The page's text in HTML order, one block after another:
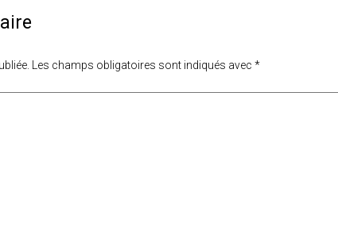
Les champs obligatoires sont indiqués avec *